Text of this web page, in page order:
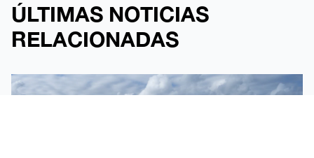
ÚLTIMAS NOTICIAS
RELACIONADAS